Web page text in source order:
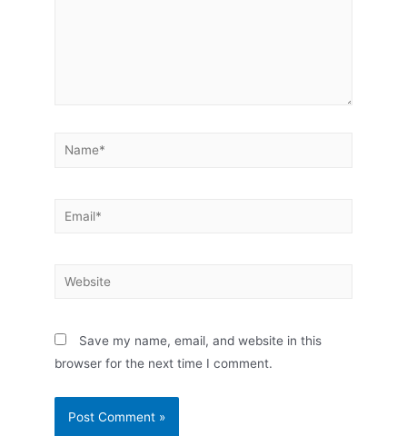
Save my name, email, and website in this
browser for the next time I comment.